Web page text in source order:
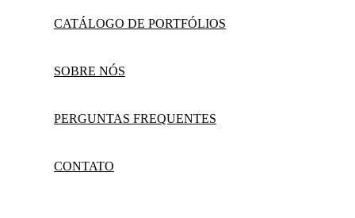
CATÁLOGO DE PORTFÓLIOS
SOBRE NÓS
PERGUNTAS FREQUENTES
CONTATO